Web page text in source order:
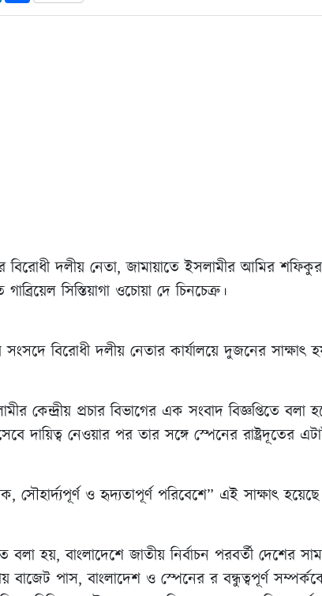
বিরোধী দলীয় নেতা, জামায়াতে ইসলামীর আমির
গাব্রিয়েল সিস্তিয়াগা ওচোয়া দে চিনচেত্রু।
বিরোধী দলীয় নেতার কার্যালয়ে দুজনের সাক্ষাৎ
কেন্দ্রীয় প্রচার বিভাগের এক সংবাদ বিজ্ঞপ্তিতে
দায়িত্ব নেওয়ার পর তার সঙ্গে স্পেনের রাষ্ট্রদূতের
সৌহার্দ্যপূর্ণ ও হৃদ্যতাপূর্ণ পরিবেশে” এই সাক্ষাৎ
বলা হয়, বাংলাদেশে জাতীয় নির্বাচন পরবর্তী দেশের
বাজেট পাস, বাংলাদেশ ও স্পেনের র বন্ধুত্বপূর্ণ